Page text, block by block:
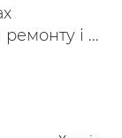
і ...